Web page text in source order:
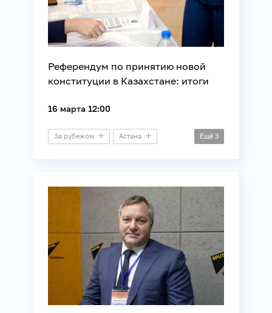
Референдум по принятию новой
конституции в Казахстане: итоги
16 марта 12:00
За рубежом Астана
Законотворчество
Ещё 3